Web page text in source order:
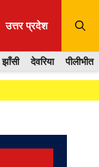
उत्तर प्रदेश
झाँसी देवरिया पीलीभीत